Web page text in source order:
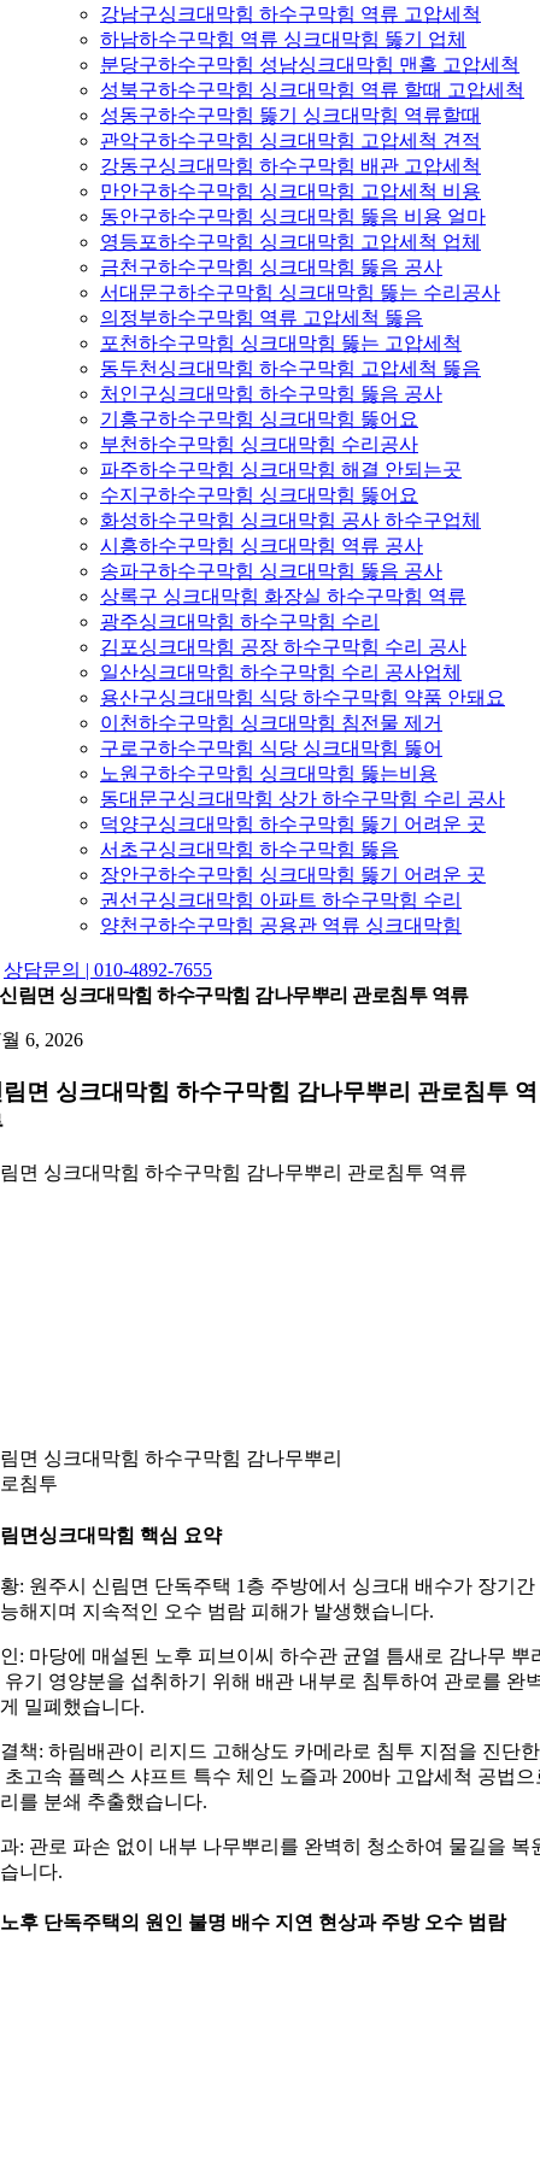
강남구싱크대막힘 하수구막힘 역류 고압세척
하남하수구막힘 역류 싱크대막힘 뚫기 업체
분당구하수구막힘 성남싱크대막힘 맨홀 고압세척
성북구하수구막힘 싱크대막힘 역류 할때 고압세척
성동구하수구막힘 뚫기 싱크대막힘 역류할때
관악구하수구막힘 싱크대막힘 고압세척 견적
강동구싱크대막힘 하수구막힘 배관 고압세척
만안구하수구막힘 싱크대막힘 고압세척 비용
동안구하수구막힘 싱크대막힘 뚫음 비용 얼마
영등포하수구막힘 싱크대막힘 고압세척 업체
금천구하수구막힘 싱크대막힘 뚫음 공사
서대문구하수구막힘 싱크대막힘 뚫는 수리공사
의정부하수구막힘 역류 고압세척 뚫음
포천하수구막힘 싱크대막힘 뚫는 고압세척
동두천싱크대막힘 하수구막힘 고압세척 뚫음
처인구싱크대막힘 하수구막힘 뚫음 공사
기흥구하수구막힘 싱크대막힘 뚫어요
부천하수구막힘 싱크대막힘 수리공사
파주하수구막힘 싱크대막힘 해결 안되는곳
수지구하수구막힘 싱크대막힘 뚫어요
화성하수구막힘 싱크대막힘 공사 하수구업체
시흥하수구막힘 싱크대막힘 역류 공사
송파구하수구막힘 싱크대막힘 뚫음 공사
상록구 싱크대막힘 화장실 하수구막힘 역류
광주싱크대막힘 하수구막힘 수리
김포싱크대막힘 공장 하수구막힘 수리 공사
일산싱크대막힘 하수구막힘 수리 공사업체
용산구싱크대막힘 식당 하수구막힘 약품 안돼요
이천하수구막힘 싱크대막힘 침전물 제거
구로구하수구막힘 식당 싱크대막힘 뚫어
노원구하수구막힘 싱크대막힘 뚫는비용
동대문구싱크대막힘 상가 하수구막힘 수리 공사
덕양구싱크대막힘 하수구막힘 뚫기 어려운 곳
서초구싱크대막힘 하수구막힘 뚫음
장안구하수구막힘 싱크대막힘 뚫기 어려운 곳
권선구싱크대막힘 아파트 하수구막힘 수리
양천구하수구막힘 공용관 역류 싱크대막힘
상담문의 | 010-4892-7655
신림면 싱크대막힘 하수구막힘 감나무뿌리 관로침투 역류
6, 2026
면 싱크대막힘 하수구막힘 감나무뿌리 관로침투 역
면 싱크대막힘 하수구막힘 감나무뿌리 관로침투 역류
면 싱크대막힘 하수구막힘 감나무뿌리
침투
면싱크대막힘 핵심 요약
: 원주시 신림면 단독주택 1층 주방에서 싱크대 배수가 장기간
해지며 지속적인 오수 범람 피해가 발생했습니다.
: 마당에 매설된 노후 피브이씨 하수관 균열 틈새로 감나무 뿌
유기 영양분을 섭취하기 위해 배관 내부로 침투하여 관로를 완
밀폐했습니다.
책: 하림배관이 리지드 고해상도 카메라로 침투 지점을 진단한
초고속 플렉스 샤프트 특수 체인 노즐과 200바 고압세척 공법으
를 분쇄 추출했습니다.
: 관로 파손 없이 내부 나무뿌리를 완벽히 청소하여 물길을 복
니다.
후 단독주택의 원인 불명 배수 지연 현상과 주방 오수 범람